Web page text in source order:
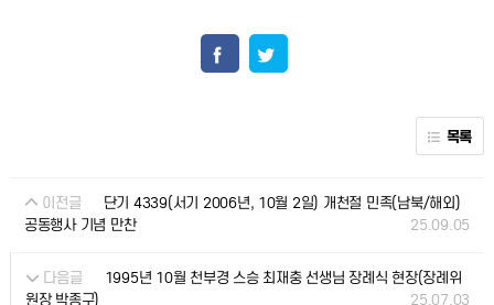
목록
이전글
단기 4339(서기 2006년, 10월 2일) 개천절 민족(남북/해외)
공동행사 기념 만찬
25.09.05
다음글
1995년 10월 천부경 스승 최재충 선생님 장례식 현장(장례위
원장 박종구)
25.07.03